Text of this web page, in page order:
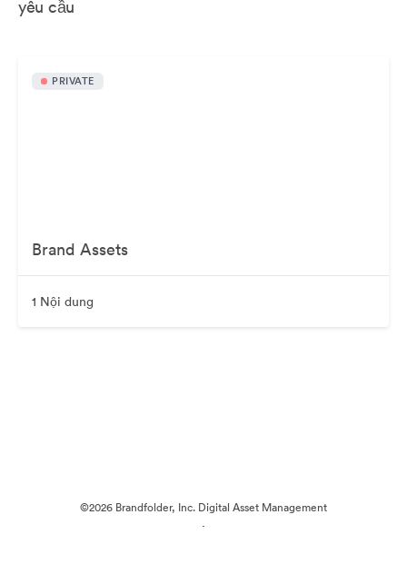
yêu cầu
PRIVATE
Brand Assets
1 Nội dung
©2026 Brandfolder, Inc. Digital Asset Management
·